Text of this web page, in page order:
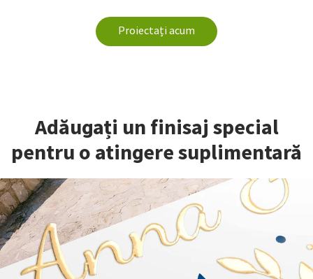
Proiectați acum
Adăugați un finisaj special
pentru o atingere suplimentară